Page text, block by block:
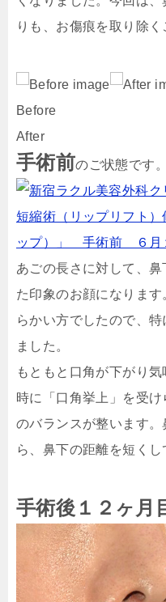
りも、お傷痕を取り除く
Before
After
手術前のご状態です。
あごの長さに対して、
た印象のお顔になりま
らかい方でしたので、
ました。
もともと口角が下がり
時に「口角挙上」を受
のバランスが整います
ら、鼻下の距離を短くし
手術後１２ヶ月